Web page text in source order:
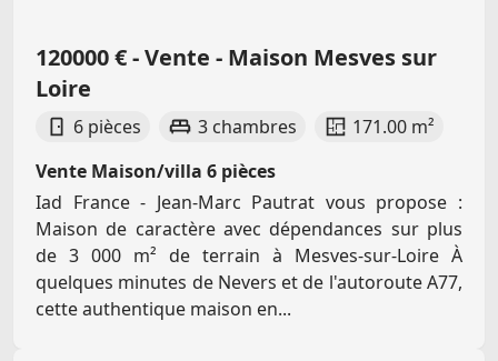
120000 € - Vente - Maison Mesves sur
Loire
6 pièces 3 chambres
171.00 m²
Vente Maison/villa 6 pièces
Iad France - Jean-Marc Pautrat vous propose :
Maison de caractère avec dépendances sur plus
de 3 000 m² de terrain à Mesves-sur-Loire À
quelques minutes de Nevers et de l'autoroute A77,
cette authentique maison en...